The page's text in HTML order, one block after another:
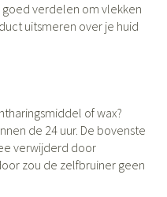
verdelen om vlekken
uitsmeren over je huid
of wax?
de 24 uur. De bovenste
verwijderd door
zou de zelfbruiner geen